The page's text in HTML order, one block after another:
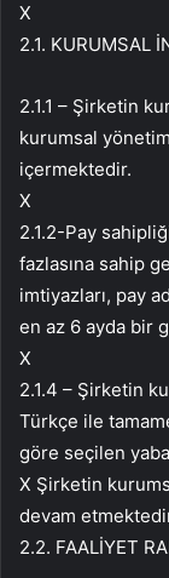
X
2.1. KURUMSAL
2.1.1 – Şirketin
kurumsal
içermektedir.
X
2.1.2-Pay
fazlasına sahip
imtiyazları, pay
en az 6 ayda bir
X
2.1.4 – Şirketin
Türkçe ile
göre seçilen
X Şirketin
devam
2.2. FAALİYET